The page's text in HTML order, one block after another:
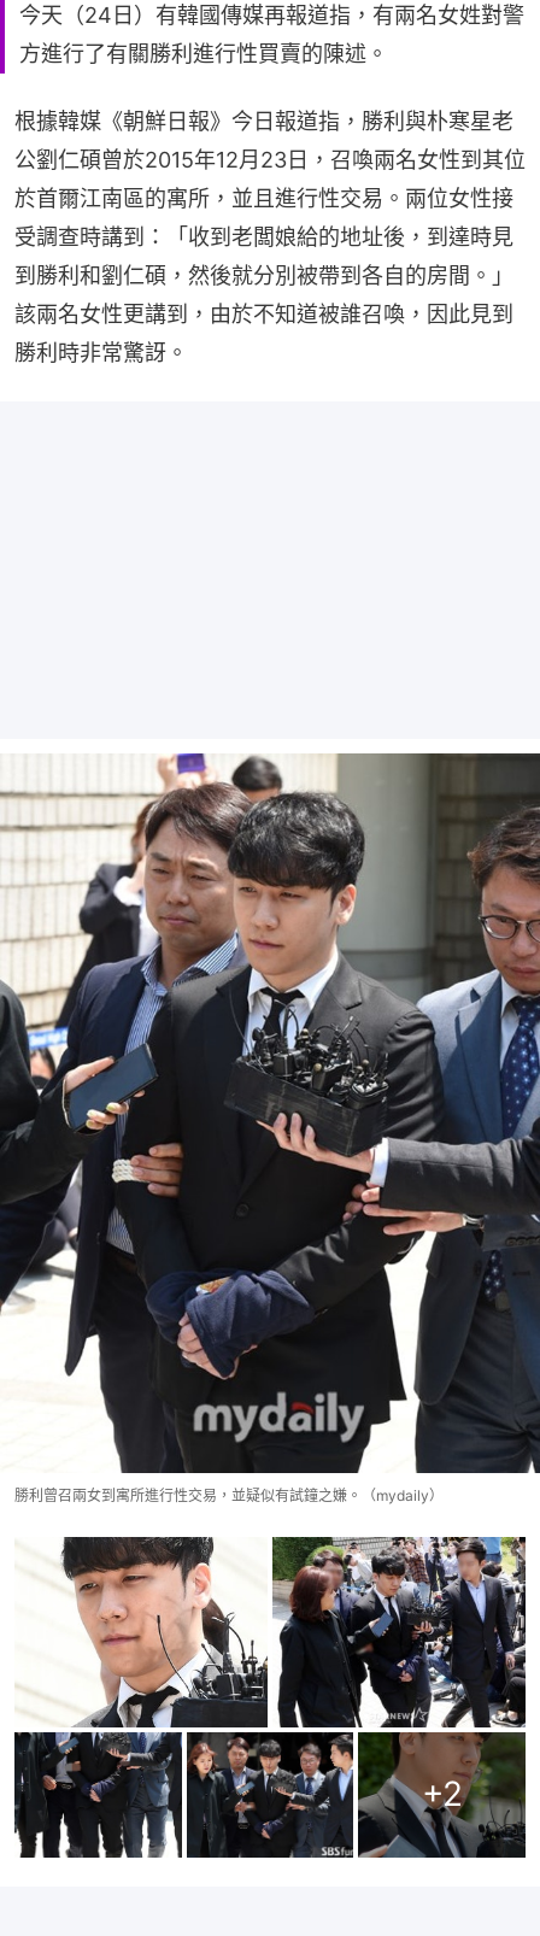
今天（24日）有韓國傳媒再報道指，有兩名女姓對警
方進行了有關勝利進行性買賣的陳述。
根據韓媒《朝鮮日報》今日報道指，勝利與朴寒星老
公劉仁碩曾於2015年12月23日，召喚兩名女性到其位
於首爾江南區的寓所，並且進行性交易。兩位女性接
受調查時講到：「收到老闆娘給的地址後，到達時見
到勝利和劉仁碩，然後就分別被帶到各自的房間。」
該兩名女性更講到，由於不知道被誰召喚，因此見到
勝利時非常驚訝。
勝利曾召兩女到寓所進行性交易，並疑似有試鐘之嫌。（mydaily）
+2